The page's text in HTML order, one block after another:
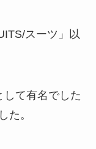
スーツ」以
して有名でした
た。